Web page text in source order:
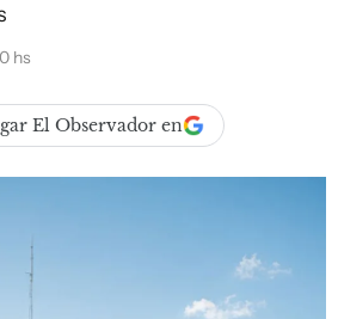
hs
El Observador en